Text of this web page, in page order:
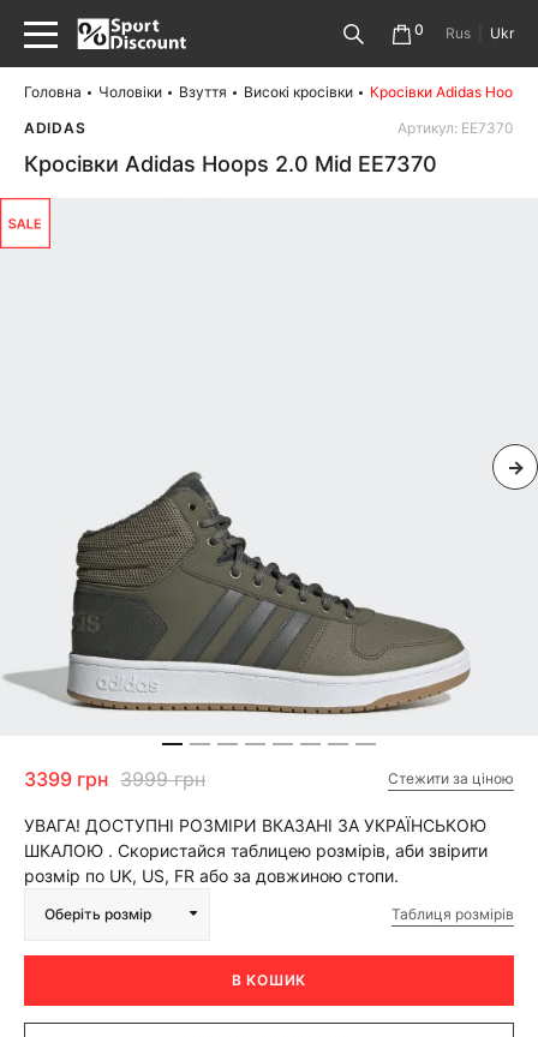
0 Rus Ukr
Головна Чоловіки Взуття Високі кросівки
Кросівки Adidas Hoops
ADIDAS
Артикул: EE7370
Кросівки Adidas Hoops 2.0 Mid EE7370
3399 грн 3999 грн Стежити за ціною
УВАГА! ДОСТУПНІ РОЗМІРИ ВКАЗАНІ ЗА УКРАЇНСЬКОЮ
ШКАЛОЮ . Скористайся таблицею розмірів, аби звірити
розмір по UK, US, FR або за довжиною стопи.
Оберіть розмір Таблиця розмірів
В КОШИК